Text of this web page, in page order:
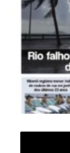
Ano X –